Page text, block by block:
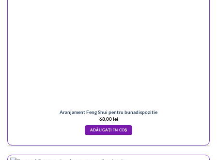
Aranjament Feng Shui pentru bunadispozitie
68,00lei
ADĂUGAȚI ÎN COȘ